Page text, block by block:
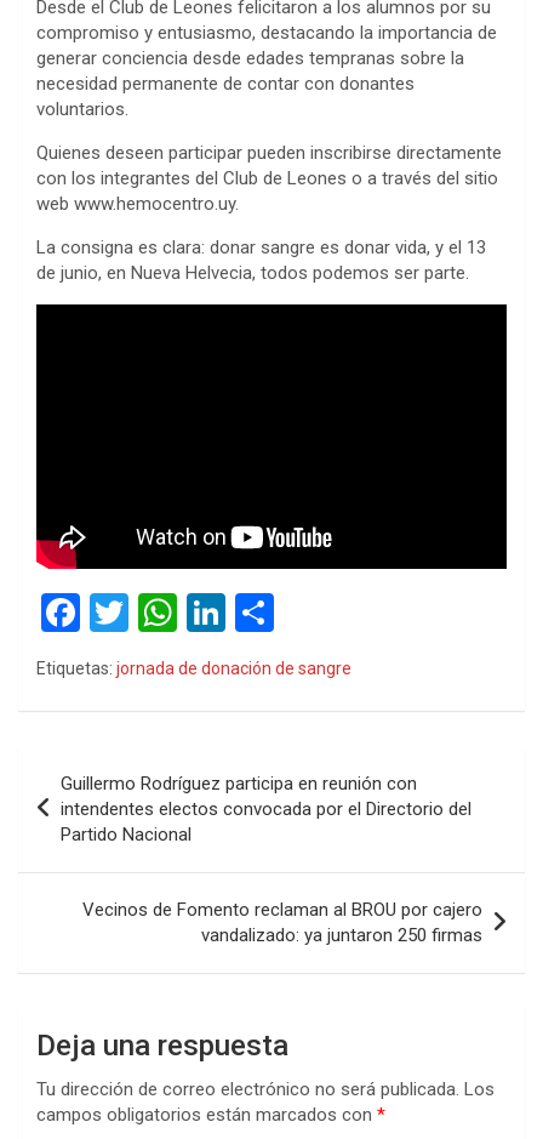
Desde el Club de Leones felicitaron a los alumnos por su
compromiso y entusiasmo, destacando la importancia de
generar conciencia desde edades tempranas sobre la
necesidad permanente de contar con donantes
voluntarios.
Quienes deseen participar pueden inscribirse directamente
con los integrantes del Club de Leones o a través del sitio
web www.hemocentro.uy.
La consigna es clara: donar sangre es donar vida, y el 13
de junio, en Nueva Helvecia, todos podemos ser parte.
F
a
ce
o
o
k
T
wi
tt
W
h
at
A
p
p
Li
ke
n
o
m
ar
tir
Etiquetas: jornada de donación de sangre
de
entradas
Guillermo Rodríguez participa en reunión con
intendentes electos convocada por el Directorio del
Partido Nacional
Vecinos de Fomento reclaman al BROU por cajero
vandalizado: ya juntaron 250 firmas
Deja una respuesta
Tu dirección de correo electrónico no será publicada. Los
campos obligatorios están marcados con *